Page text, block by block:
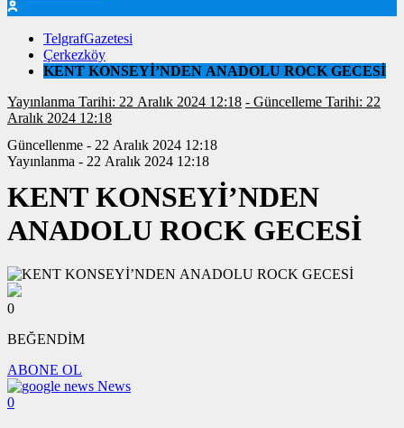
TelgrafGazetesi
Çerkezköy
KENT KONSEYİ’NDEN ANADOLU ROCK GECESİ
Yayınlanma Tarihi: 22 Aralık 2024 12:18 - Güncelleme Tarihi: 22
Aralık 2024 12:18
Güncellenme - 22 Aralık 2024 12:18
Yayınlanma - 22 Aralık 2024 12:18
KENT KONSEYİ’NDEN
ANADOLU ROCK GECESİ
0
BEĞENDİM
ABONE OL
News
0